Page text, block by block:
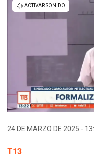
24 DE MARZO DE 2025 -
T13